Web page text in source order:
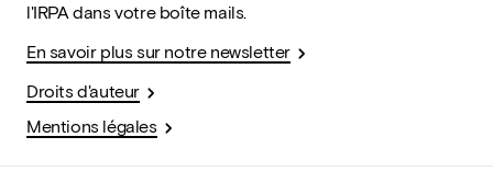
l'IRPA dans votre boîte mails.
En savoir plus sur notre newsletter
Droits d'auteur
Mentions légales